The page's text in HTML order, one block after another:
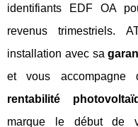
identifiants EDF OA
revenus trimestriels.
installation avec sa
et vous accompagne
rentabilité
marque le début de